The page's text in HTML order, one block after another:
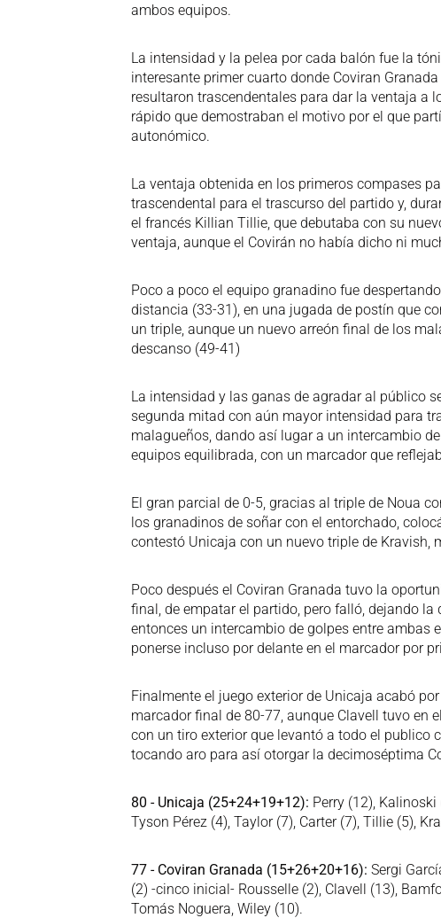
ambos equipos.
La intensidad y la pelea por cada balón fue la
interesante primer cuarto donde Coviran
resultaron trascendentales para dar la ventaja a
rápido que demostraban el motivo por el que
autonómico.
La ventaja obtenida en los primeros compases
trascendental para el trascurso del partido y,
el francés Killian Tillie, que debutaba con su
ventaja, aunque el Covirán no había dicho ni
Poco a poco el equipo granadino fue
distancia (33-31), en una jugada de postín que
un triple, aunque un nuevo arreón final de los
descanso (49-41)
La intensidad y las ganas de agradar al público
segunda mitad con aún mayor intensidad para
malagueños, dando así lugar a un intercambio
equipos equilibrada, con un marcador que
El gran parcial de 0-5, gracias al triple de Noua
los granadinos de soñar con el entorchado,
contestó Unicaja con un nuevo triple de Kravish,
Poco después el Coviran Granada tuvo la
final, de empatar el partido, pero falló, dejando
entonces un intercambio de golpes entre ambas
ponerse incluso por delante en el marcador por
Finalmente el juego exterior de Unicaja acabó
marcador final de 80-77, aunque Clavell tuvo en
con un tiro exterior que levantó a todo el publico
tocando aro para así otorgar la decimoséptima
80 - Unicaja (25+24+19+12): Perry (12),
Tyson Pérez (4), Taylor (7), Carter (7), Tillie (5),
77 - Coviran Granada (15+26+20+16): Sergi
(2) -cinco inicial- Rousselle (2), Clavell (13),
Tomás Noguera, Wiley (10).